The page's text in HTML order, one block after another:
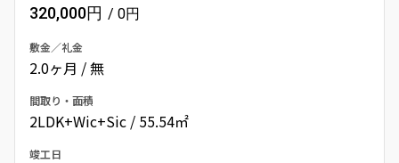
320,000円 / 0円
敷金／礼金
2.0ヶ月 / 無
間取り・面積
2LDK+Wic+Sic / 55.54㎡
竣工日